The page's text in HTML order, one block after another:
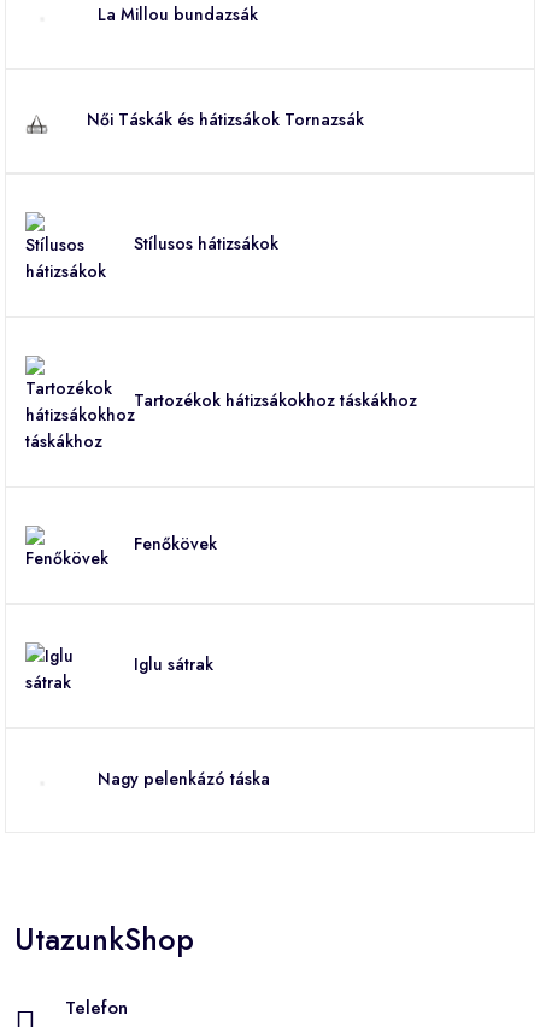
La Millou bundazsák
Női Táskák és hátizsákok Tornazsák
Stílusos hátizsákok
Tartozékok hátizsákokhoz táskákhoz
Fenőkövek
Iglu sátrak
Nagy pelenkázó táska
UtazunkShop
Telefon